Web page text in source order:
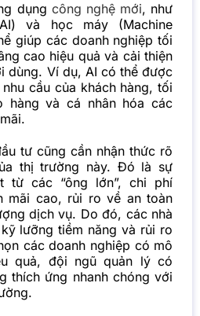
dụng công nghệ mới, như
và học máy (Machine
giúp các doanh nghiệp tối
cao hiệu quả và cải thiện
dùng. Ví dụ, AI có thể được
cầu của khách hàng, tối
hàng và cá nhân hóa các
tư cũng cần nhận thức rõ
thị trường này. Đó là sự
từ các “ông lớn”, chi phí
mãi cao, rủi ro về an toàn
dịch vụ. Do đó, các nhà
lưỡng tiềm năng và rủi ro
các doanh nghiệp có mô
quả, đội ngũ quản lý có
thích ứng nhanh chóng với